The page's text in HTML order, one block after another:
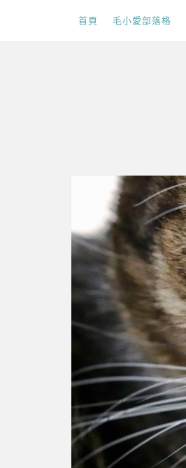
首頁 毛小愛部落格